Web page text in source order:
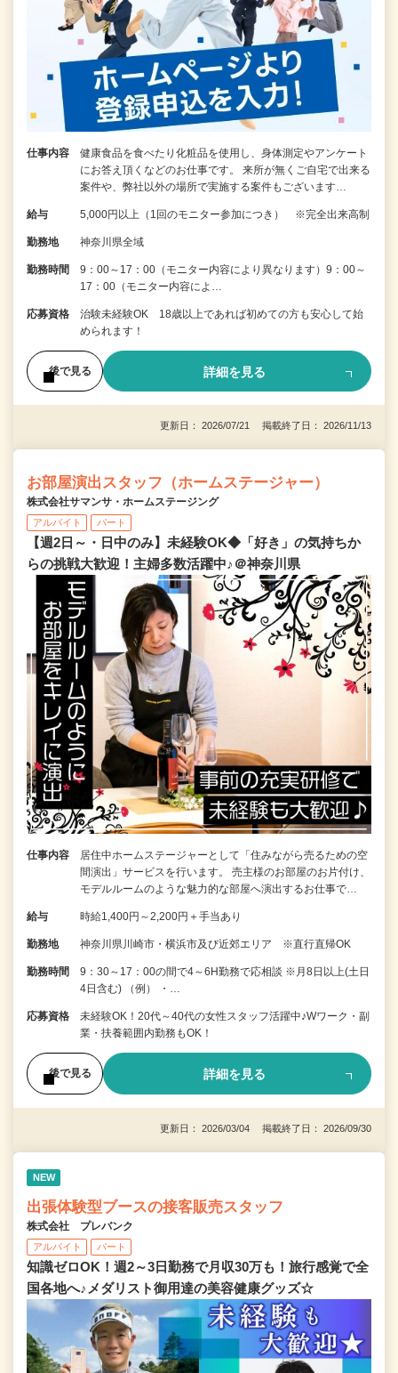
仕事内容
健康食品を食べたり化粧品を使用し、身体測定やアンケート
にお答え頂くなどのお仕事です。 来所が無くご自宅で出来る
案件や、弊社以外の場所で実施する案件もございます…
給与 5,000円以上（1回のモニター参加につき） ※完全出来高制
勤務地 神奈川県全域
勤務時間
9：00～17：00（モニター内容により異なります）9：00～
17：00（モニター内容によ…
応募資格
治験未経験OK 18歳以上であれば初めての方も安心して始
められます！
後で見る 詳細を見る
更新日： 2026/07/21 掲載終了日： 2026/11/13
お部屋演出スタッフ（ホームステージャー）
株式会社サマンサ・ホームステージング
アルバイト パート
【週2日～・日中のみ】未経験OK◆「好き」の気持ちか
らの挑戦大歓迎！主婦多数活躍中♪＠神奈川県
仕事内容
居住中ホームステージャーとして「住みながら売るための空
間演出」サービスを行います。 売主様のお部屋のお片付け、
モデルルームのような魅力的な部屋へ演出するお仕事で…
給与 時給1,400円～2,200円＋手当あり
勤務地 神奈川県川崎市・横浜市及び近郊エリア ※直行直帰OK
勤務時間
9：30～17：00の間で4～6H勤務で応相談 ※月8日以上(土日
4日含む) （例） ・…
応募資格
未経験OK！20代～40代の女性スタッフ活躍中♪Wワーク・副
業・扶養範囲内勤務もOK！
後で見る 詳細を見る
更新日： 2026/03/04 掲載終了日： 2026/09/30
NEW
出張体験型ブースの接客販売スタッフ
株式会社 プレバンク
アルバイト パート
知識ゼロOK！週2～3日勤務で月収30万も！旅行感覚で全
国各地へ♪メダリスト御用達の美容健康グッズ☆